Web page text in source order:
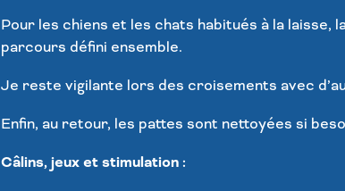
Pour les chiens et les chats habitués à la
parcours défini ensemble.
Je reste vigilante lors des croisements avec
Enfin, au retour, les pattes sont nettoyées si
Câlins, jeux et stimulation :